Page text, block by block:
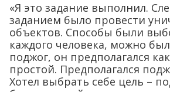
«Я это задание выполнил.
заданием было провести
объектов. Способы были
каждого человека, можно
поджог, он предполагался
простой. Предполагался
Хотел выбрать себе цель –